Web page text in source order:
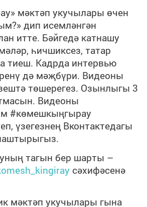
мәктәп укучылары өчен
дип исемләнгән
итте. Бәйгедә катнашу
һичшиксез, татар
тиеш. Кадрда интервью
дә мәҗбүри. Видеоны
төшерегез. Озынлыгы 3
Видеоны
#көмешкыңгырау
үзегезнең Вконтактедагы
тагын бер шарты –
сәхифәсенә
мәктәп укучылары гына